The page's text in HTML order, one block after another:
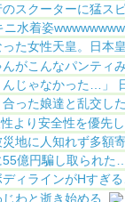
のスクーターに猛ス
ニ水着姿
た女性天皇。日本
んがこんなパンティ
じゃなかった…」
った娘達と乱交し
より安全性を優先
地に人知れず多額
億円騙し取られた
ディラインがHすぎ
じわと逝き始める